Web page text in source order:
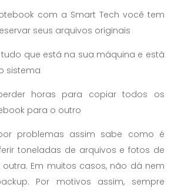
com a Smart Tech você tem
seus arquivos originais
que está na sua máquina e está
sistema
horas para copiar todos os
para o outro
problemas assim sabe como é
toneladas de arquivos e fotos de
Em muitos casos, não dá nem
Por motivos assim, sempre